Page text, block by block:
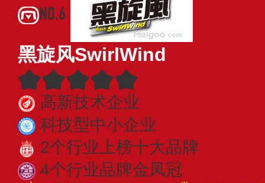
NO.6
黑旋风SwirlWind
高新技术企业
科技型中小企业
2个行业上榜十大品牌
4个行业品牌金凤冠